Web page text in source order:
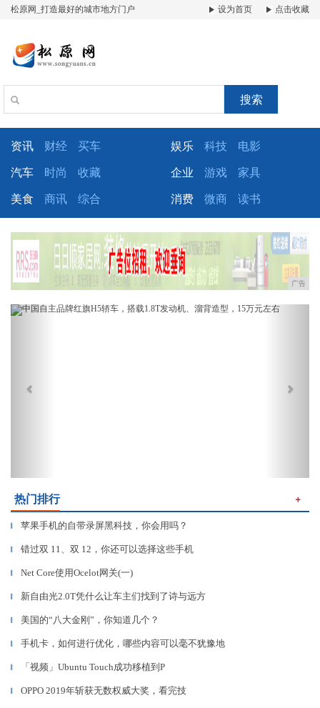
松原网_打造最好的城市地方门户 设为首页 点击收藏
搜索
资讯 财经 买车 娱乐 科技 电影
汽车 时尚 收藏 企业 游戏 家具
美食 商讯 综合 消费 微商 读书
广告
Previous
热门排行 ＋
▎ 苹果手机的自带录屏黑科技，你会用吗？
▎ 错过双 11、双 12，你还可以选择这些手机
▎ Net Core使用Ocelot网关(一)
▎ 新自由光2.0T凭什么让车主们找到了诗与远方
▎ 美国的“八大金刚”，你知道几个？
▎ 手机卡，如何进行优化，哪些内容可以毫不犹豫地
▎ 「视频」Ubuntu Touch成功移植到P
▎ OPPO 2019年斩获无数权威大奖，看完技